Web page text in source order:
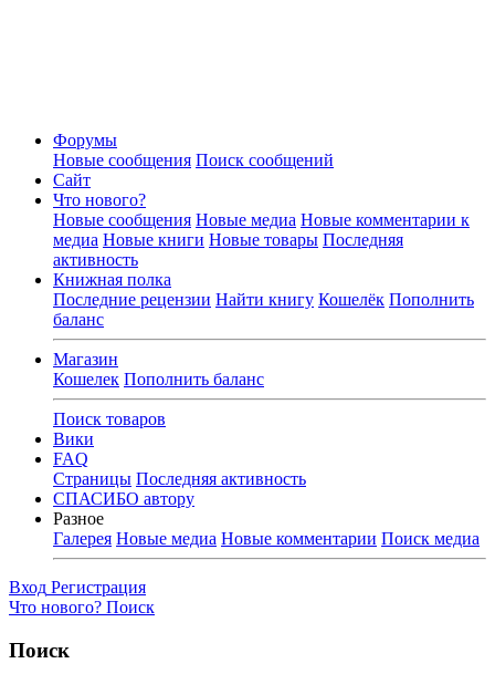
Форумы
Новые сообщения Поиск сообщений
Сайт
Что нового?
Новые сообщения Новые медиа Новые комментарии к
медиа Новые книги Новые товары Последняя
активность
Книжная полка
Последние рецензии Найти книгу Кошелёк Пополнить
баланс
Магазин
Кошелек Пополнить баланс
Поиск товаров
Вики
FAQ
Страницы Последняя активность
СПАСИБО автору
Разное
Галерея Новые медиа Новые комментарии Поиск медиа
Вход Регистрация
Что нового? Поиск
Поиск